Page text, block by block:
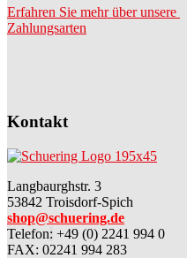
Erfahren Sie mehr über unsere
Zahlungsarten
Kontakt
Langbaurghstr. 3
53842 Troisdorf-Spich
shop@schuering.de
Telefon: +49 (0) 2241 994 0
FAX: 02241 994 283